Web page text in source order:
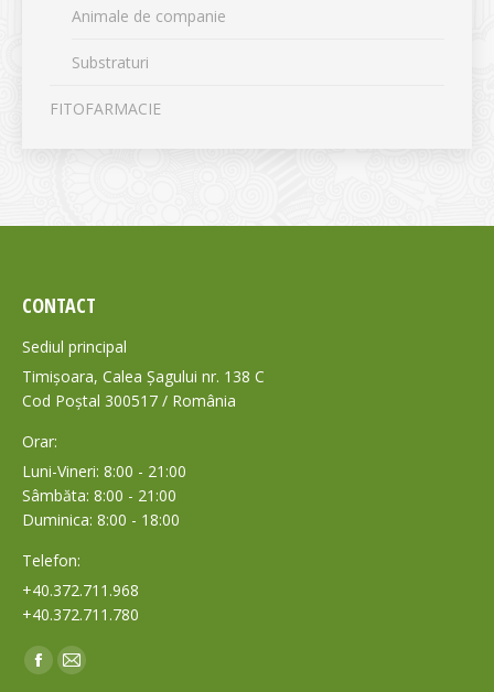
Animale de companie
Substraturi
FITOFARMACIE
CONTACT
Sediul principal
Timișoara, Calea Șagului nr. 138 C
Cod Poștal 300517 / România
Orar:
Luni-Vineri: 8:00 - 21:00
Sâmbăta: 8:00 - 21:00
Duminica: 8:00 - 18:00
Telefon:
+40.372.711.968
+40.372.711.780
Find us on:
Facebook
Mail